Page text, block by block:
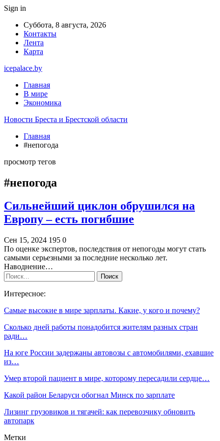
Sign in
Суббота, 8 августа, 2026
Контакты
Лента
Карта
icepalace.by
Главная
В мире
Экономика
Новости Бреста и Брестской области
Главная
#непогода
просмотр тегов
#непогода
Сильнейший циклон обрушился на
Европу – есть погибшие
Сен 15, 2024 195 0
По оценке экспертов, последствия от непогоды могут стать
самыми серьезными за последние несколько лет.
Наводнение…
Интересное:
Самые высокие в мире зарплаты. Какие, у кого и почему?
Сколько дней работы понадобится жителям разных стран
ради…
На юге России задержаны автовозы с автомобилями, ехавшие
из…
Умер второй пациент в мире, которому пересадили сердце…
Какой район Беларуси обогнал Минск по зарплате
Лизинг грузовиков и тягачей: как перевозчику обновить
автопарк
Метки